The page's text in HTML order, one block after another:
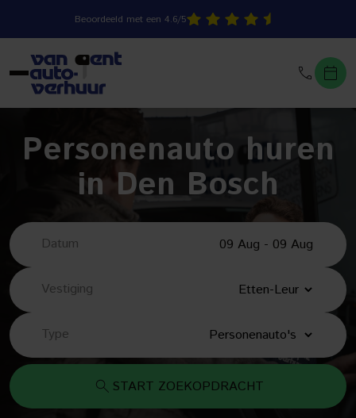
Beoordeeld met een 4.6/5
Personenauto huren
in Den Bosch
Datum
Vestiging
Type
START ZOEKOPDRACHT